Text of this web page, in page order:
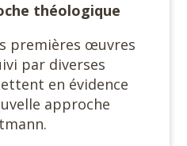
théologique
premières œuvres
par diverses
en évidence
approche